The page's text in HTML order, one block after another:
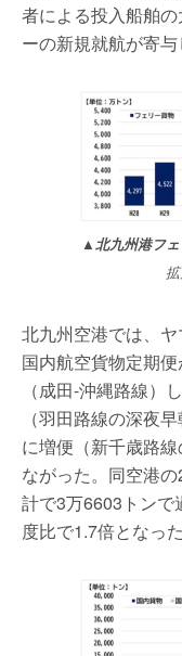
者による投入船舶
ーの新規就航が寄与
▲北九州港フ
北九州空港では、
国内航空貨物定期
（成田-沖縄路線）
（羽田路線の深夜
に増便（新千歳路
ながった。同空港
計で3万6603トンで
度比で1.7倍となった